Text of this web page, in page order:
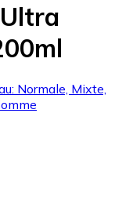
Normale, Mixte,